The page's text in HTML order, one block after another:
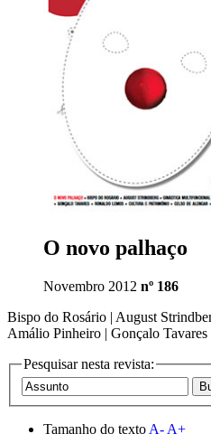
O novo palhaço
Novembro 2012 nº 186
Bispo do Rosário | August
Amálio Pinheiro | Gonçalo Tavares
Pesquisar nesta revista:
Tamanho do texto A- A+